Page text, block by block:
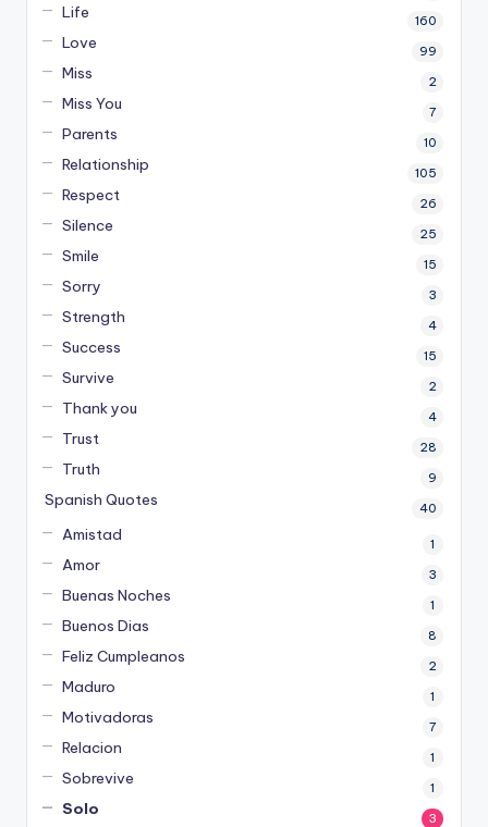
Life 160
Love 99
Miss 2
Miss You 7
Parents 10
Relationship 105
Respect 26
Silence 25
Smile 15
Sorry 3
Strength 4
Success 15
Survive 2
Thank you 4
Trust 28
Truth 9
Spanish Quotes 40
Amistad 1
Amor 3
Buenas Noches 1
Buenos Dias 8
Feliz Cumpleanos 2
Maduro 1
Motivadoras 7
Relacion 1
Sobrevive 1
Solo 3